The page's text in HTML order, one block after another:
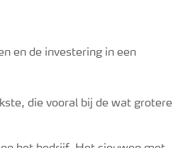
en de investering in een
die vooral bij de wat grotere